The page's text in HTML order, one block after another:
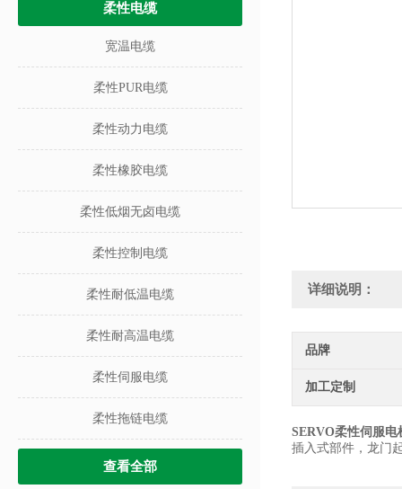
柔性电缆
宽温电缆
柔性PUR电缆
柔性动力电缆
柔性橡胶电缆
柔性低烟无卤电缆
柔性控制电缆
柔性耐低温电缆
柔性耐高温电缆
柔性伺服电缆
柔性拖链电缆
查看全部
详细说明：
品牌
加工定制
SERVO柔性伺服电
插入式部件，龙门